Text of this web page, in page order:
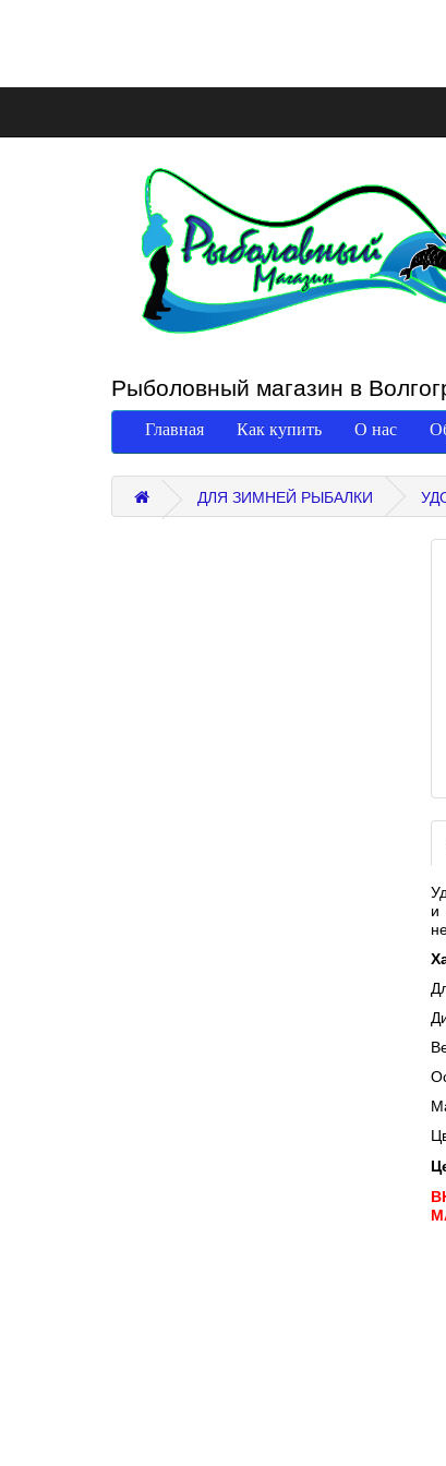
Рыболовный магазин в
Главная Как купить О нас
ДЛЯ ЗИМНЕЙ РЫБАЛКИ
и